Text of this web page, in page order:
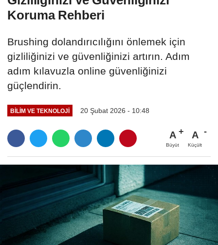
Koruma Rehberi
Brushing dolandırıcılığını önlemek için
gizliliğinizi ve güvenliğinizi artırın. Adım
adım kılavuzla online güvenliğinizi
güçlendirin.
BILIM VE TEKNOLOJI 20 Şubat 2026 - 10:48
A
Büyüt
A
Küçült